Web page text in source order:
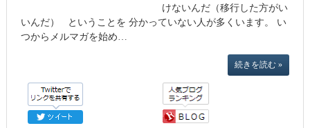
けないんだ（移行した方がい
いんだ） ということを 分かっていない人が多くいます。 い
つからメルマガを始め…
続きを読む »